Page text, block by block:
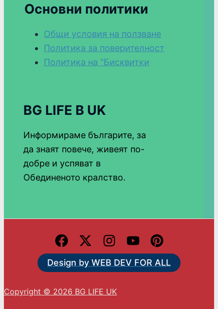
Основни политики
Общи условия на ползване
Политика за поверителност
Политика на "Бисквитки
BG LIFE В UK
Информираме българите, за
да знаят повече, живеят по-
добре и успяват в
Обединеното кралство.
Design by WEB DEV FOR ALL
Copyright © 2026 BG LIFE UK